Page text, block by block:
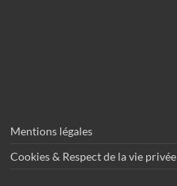
Mentions légales
Cookies & Respect de la vie privée